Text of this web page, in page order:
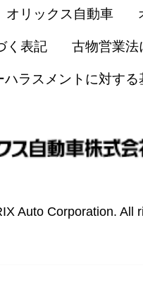
オリックス自動車
く表記 古物営業法
ハラスメントに対する
Auto Corporation. All